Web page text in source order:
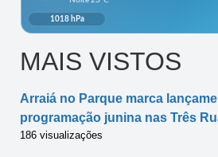
MAIS VISTOS
Arraiá no Parque marca
programação junina nas Três
186 visualizações